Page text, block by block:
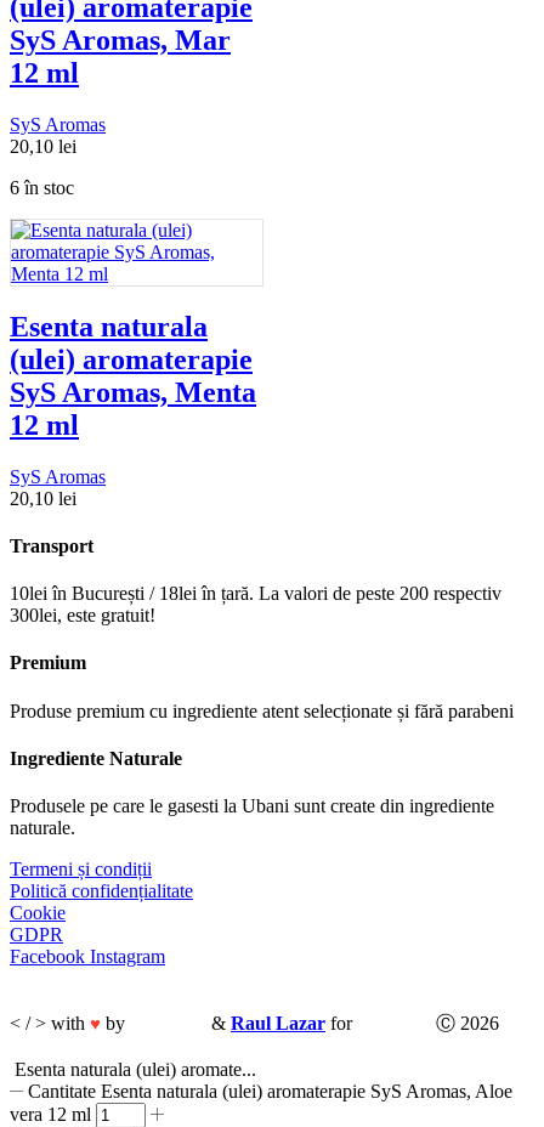
(ulei) aromaterapie
SyS Aromas, Mar
12 ml
SyS Aromas
20,10 lei
6 în stoc
Esenta naturala
(ulei) aromaterapie
SyS Aromas, Menta
12 ml
SyS Aromas
20,10 lei
Transport
10lei în București / 18lei în țară. La valori de peste 200 respectiv
300lei, este gratuit!
Premium
Produse premium cu ingrediente atent selecționate și fără parabeni
Ingrediente Naturale
Produsele pe care le gasesti la Ubani sunt create din ingrediente
naturale.​
Termeni și condiții
Politică confidențialitate
Cookie
GDPR
Facebook Instagram
< / > with ♥ by & Raul Lazar for Ⓒ 2026
Esenta naturala (ulei) aromate...
Cantitate Esenta naturala (ulei) aromaterapie SyS Aromas, Aloe
vera 12 ml